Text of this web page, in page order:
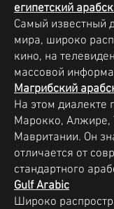
египетский
Самый известный
мира, широко
кино, на
массовой
Магрибский
На этом диалекте
Марокко, Алжире,
Мавритании. Он
отличается от
стандартного
Gulf Arabic
Широко